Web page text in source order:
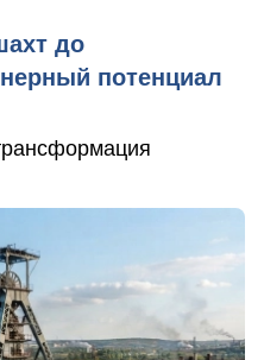
до
потенциал